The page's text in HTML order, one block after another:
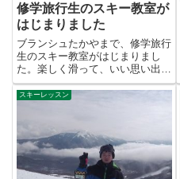
修学旅行生のスキー教室が
はじまりました
ブランシュたかやまで、修学旅行
生のスキー教室がはじまりまし
た。楽しく滑って、いい思い出に
なったらいいなぁ～と思います。
（...
スキーレッスン